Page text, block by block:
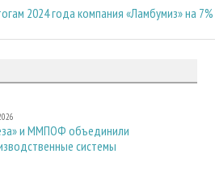
2024 года компания «Ламбумиз» на
и ММПОФ объединили
системы